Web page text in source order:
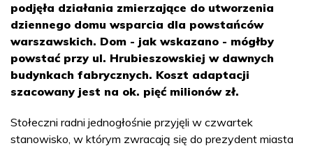
podjęła działania zmierzające do utworzenia
dziennego domu wsparcia dla powstańców
warszawskich. Dom - jak wskazano - mógłby
powstać przy ul. Hrubieszowskiej w dawnych
budynkach fabrycznych. Koszt adaptacji
szacowany jest na ok. pięć milionów zł.
Stołeczni radni jednogłośnie przyjęli w czwartek
stanowisko, w którym zwracają się do prezydent miasta